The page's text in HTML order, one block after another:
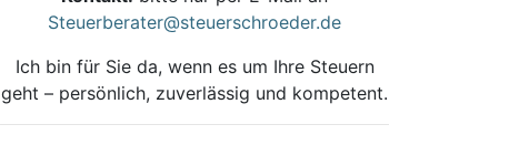
Steuerberater@steuerschroeder.de
Ich bin für Sie da, wenn es um Ihre Steuern
geht – persönlich, zuverlässig und kompetent.